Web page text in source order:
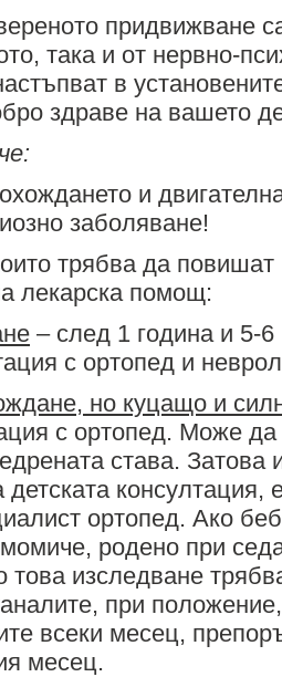
придвижване
така и от нервно-
в
здраве на вашето
и
заболяване!
трябва да
лекарска помощ:
– след 1 година и 5-
с ортопед и
но куцащо и
с ортопед. Може да
става. Затова
консултация,
ортопед. Ако
момиче, родено при
това изследване
при
всеки месец,
месец.